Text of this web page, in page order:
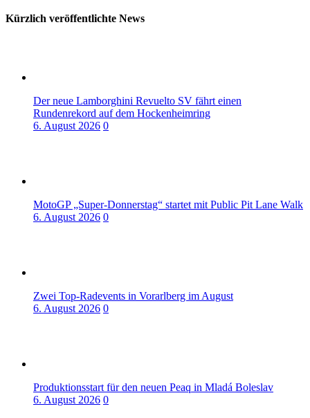
Kürzlich veröffentlichte News
Der neue Lamborghini Revuelto SV fährt einen
Rundenrekord auf dem Hockenheimring
6. August 2026 0
MotoGP „Super-Donnerstag“ startet mit Public Pit Lane Walk
6. August 2026 0
Zwei Top-Radevents in Vorarlberg im August
6. August 2026 0
Produktionsstart für den neuen Peaq in Mladá Boleslav
6. August 2026 0